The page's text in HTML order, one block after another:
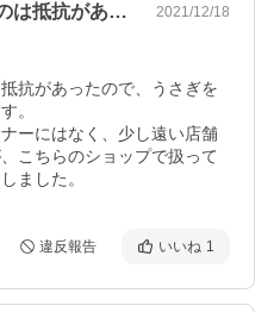
水道水をそのままあげるのは抵抗があった… 2021/12/18
抗があったので、うさぎを
。
ーにはなく、少し遠い店舗
こちらのショップで扱って
ました。
違反報告 いいね 1